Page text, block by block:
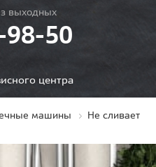
выходных
98-50
центра
машины
Не сливает